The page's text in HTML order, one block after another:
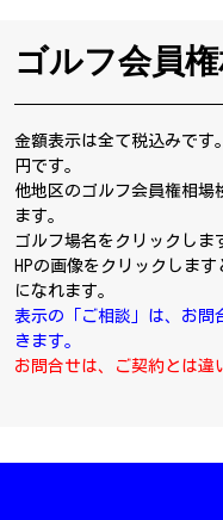
ゴルフ会員
金額表示は全て税込みです
円です。
他地区のゴルフ会員権相場
ます。
ゴルフ場名をクリックしま
HPの画像をクリックしま
になれます。
表示の「ご相談」は、お問
きます。
お問合せは、ご契約とは違